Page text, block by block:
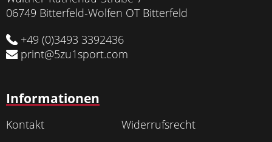
06749 Bitterfeld-Wolfen OT Bitterfeld
+49 (0)3493 3392436
print@5zu1sport.com
Informationen
Kontakt
Widerrufsrecht